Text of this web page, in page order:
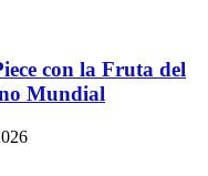
con la Fruta del
Mundial